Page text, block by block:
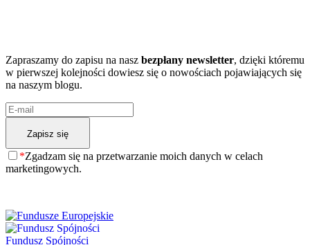
Zapraszamy do zapisu na nasz bezpłany newsletter, dzięki któremu
w pierwszej kolejności dowiesz się o nowościach pojawiających się
na naszym blogu.
*Zgadzam się na przetwarzanie moich danych w celach
marketingowych.
Fundusz Spójności